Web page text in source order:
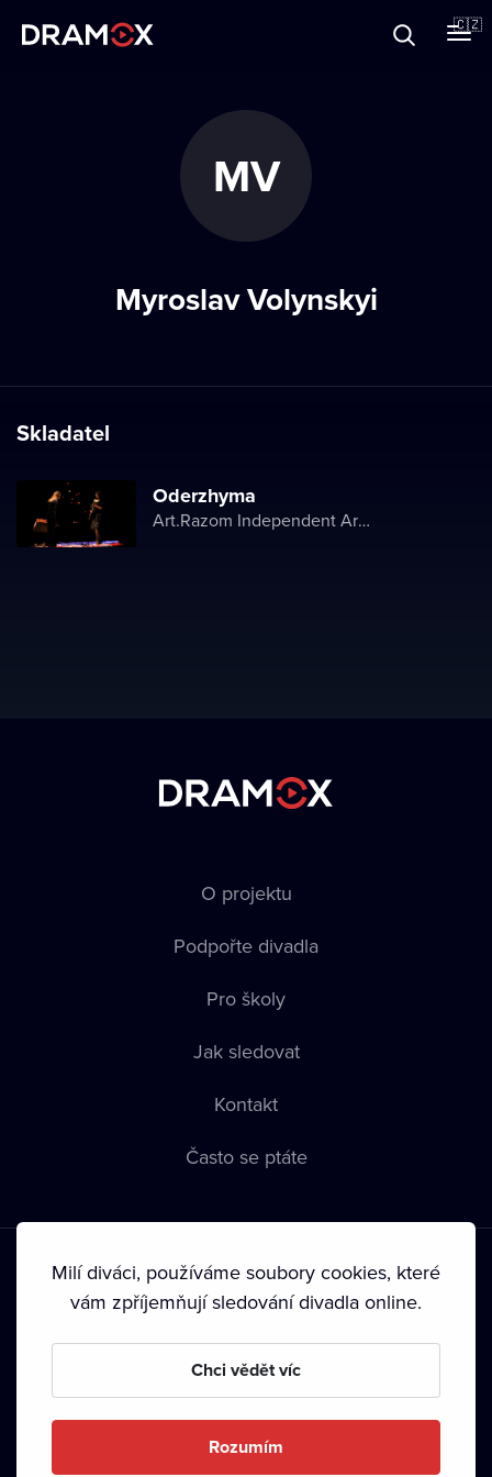
🇨🇿
MV
Myroslav Volynskyi
Skladatel
Oderzhyma
Art.Razom Independent Artistic Association
O projektu
Podpořte divadla
Pro školy
Jak sledovat
Kontakt
Často se ptáte
Podmínky používání • Ochrana soukromí • Zásady používání
• Autorská práva•
Milí diváci, používáme soubory cookies, které
vám zpříjemňují sledování divadla online.
Chci vědět víc
Rozumím